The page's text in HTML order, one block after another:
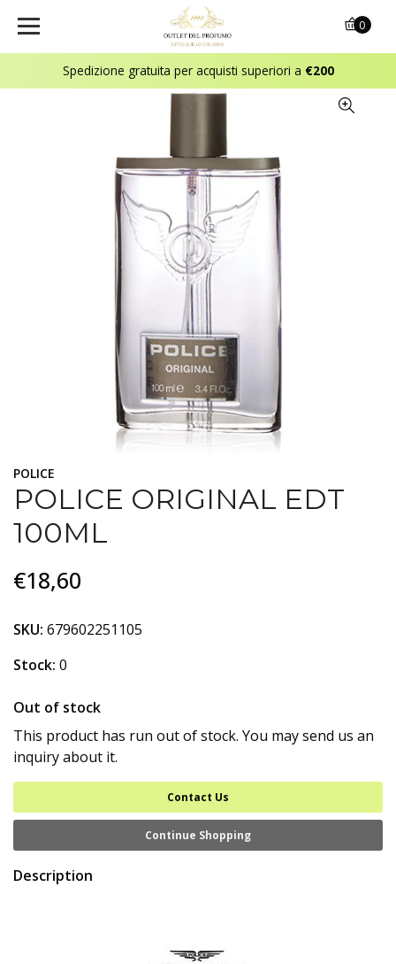
Spedizione gratuita per acquisti superiori a €200
0
POLICE
POLICE ORIGINAL EDT
100ML
€18,60
SKU: 679602251105
Stock: 0
Out of stock
This product has run out of stock. You may send us an
inquiry about it.
Contact Us
Continue Shopping
Description